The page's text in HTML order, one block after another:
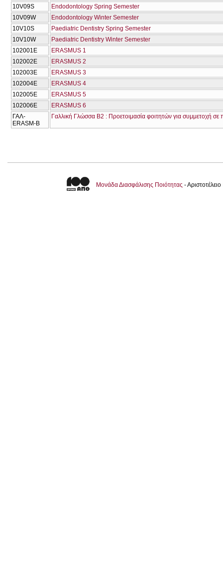
10V09S
Endodontology Spring Semester
10V09W
Endodontology Winter Semester
10V10S
Paediatric Dentistry Spring Semester
10V10W
Paediatric Dentistry Winter Semester
102001E
ERASMUS 1
102002E
ERASMUS 2
102003E
ERASMUS 3
102004E
ERASMUS 4
102005E
ERASMUS 5
102006E
ERASMUS 6
ΓΑΛ-
ERASM-Β
Γαλλική Γλώσσα Β2 : Προετοιμασία φοιτητών για συμμετοχή
Μονάδα Διασφάλισης Ποιότητας -